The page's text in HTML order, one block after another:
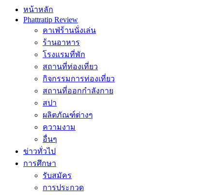
หน้าหลัก
Phattratip Review
คาเฟ่ร้านนั่งเล่น
ร้านอาหาร
โรงแรมที่พัก
สถานที่ท่องเที่ยว
กิจกรรมการท่องเที่ยว
สถานที่ออกกำลังกาย
สปา
ผลิตภัณฑ์ต่างๆ
ความงาม
อื่นๆ
ข่าวทั่วไป
การศึกษา
รับสมัคร
การประกวด